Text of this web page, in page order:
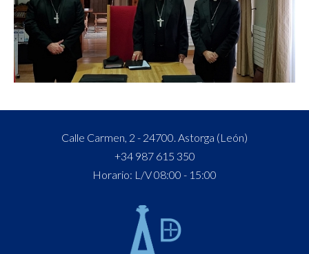
Calle Carmen, 2 - 24700. Astorga (León)
+34 987 615 350
Horario: L/V 08:00 - 15:00